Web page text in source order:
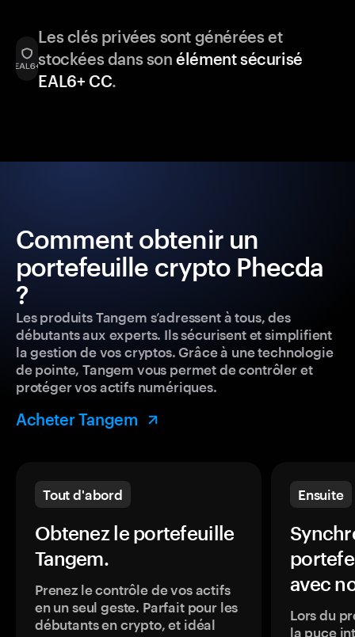
Les clés privées sont générées et
stockées dans sonélément sécurisé
EAL6+ CC.
Comment obtenir un
portefeuille crypto Phecda
?
Les produits Tangem s’adressent à tous, des
débutants aux experts. Ils sécurisent et simplifient
la gestion de vos cryptos. Grâce à une technologie
de pointe, Tangem vous permet de contrôler et
protéger vos actifs numériques.
Acheter Tangem
Tout d'abord
Obtenez le portefeuille
Tangem.
Prenez le contrôle de vos actifs
en un seul geste. Parfait pour les
débutants en crypto, et idéal
Ensuite
avec
Lors du
la puce